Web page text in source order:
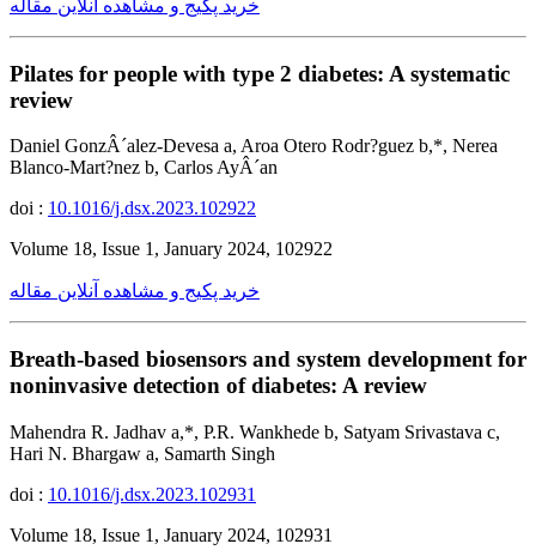
خرید پکیج و مشاهده آنلاین مقاله
Pilates for people with type 2 diabetes: A systematic
review
Daniel GonzÂ´alez-Devesa a, Aroa Otero Rodr?guez b,*, Nerea
Blanco-Mart?nez b, Carlos AyÂ´an
doi : 10.1016/j.dsx.2023.102922
Volume 18, Issue 1, January 2024, 102922
خرید پکیج و مشاهده آنلاین مقاله
Breath-based biosensors and system development for
noninvasive detection of diabetes: A review
Mahendra R. Jadhav a,*, P.R. Wankhede b, Satyam Srivastava c,
Hari N. Bhargaw a, Samarth Singh
doi : 10.1016/j.dsx.2023.102931
Volume 18, Issue 1, January 2024, 102931